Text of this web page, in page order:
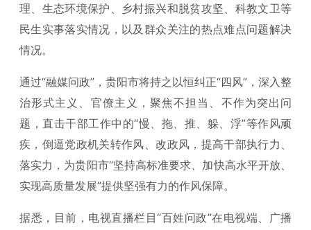
理、生态环境保护、乡村振兴和脱贫攻坚、科教文卫等
民生实事落实情况，以及群众关注的热点难点问题解决
情况。
通过“融媒问政”，贵阳市将持之以恒纠正“四风”，深入整
治形式主义、官僚主义，聚焦不担当、不作为突出问
题，直击干部工作中的“慢、拖、推、躲、浮”等作风顽
疾，倒逼党政机关转作风、改政风，提高干部执行力、
落实力，为贵阳市“坚持高标准要求、加快高水平开放、
实现高质量发展”提供坚强有力的作风保障。
据悉，目前，电视直播栏目“百姓问政”在电视端、广播